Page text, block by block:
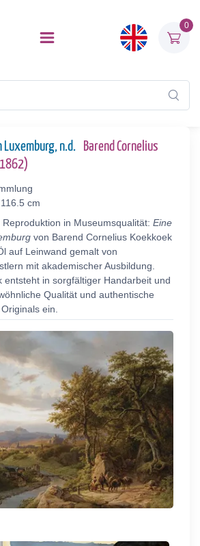
0
Luxemburg, n.d.
Barend Cornelius
cm
in Museumsqualität: Eine
von Barend Cornelius Koekkoek
auf Leinwand gemalt von
mit akademischer Ausbildung.
entsteht in sorgfältiger Handarbeit und
Qualität und authentische
ein.